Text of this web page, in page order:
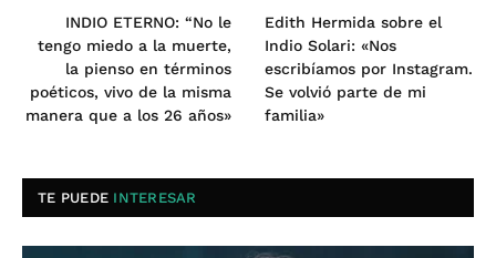
INDIO ETERNO: “No le
tengo miedo a la muerte,
la pienso en términos
poéticos, vivo de la misma
manera que a los 26 años»
Edith Hermida sobre el
Indio Solari: «Nos
escribíamos por Instagram.
Se volvió parte de mi
familia»
TE PUEDE INTERESAR